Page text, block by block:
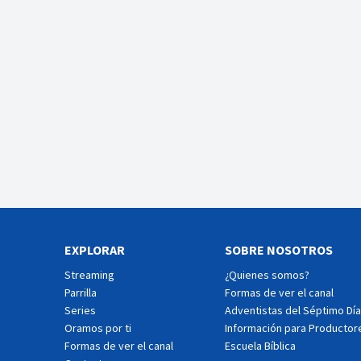
EXPLORAR
Streaming
Parrilla
Series
Oramos por ti
Formas de ver el canal
SOBRE NOSOTROS
¿Quienes somos?
Formas de ver el canal
Adventistas del Séptimo Día
Información para
Escuela Bíblica